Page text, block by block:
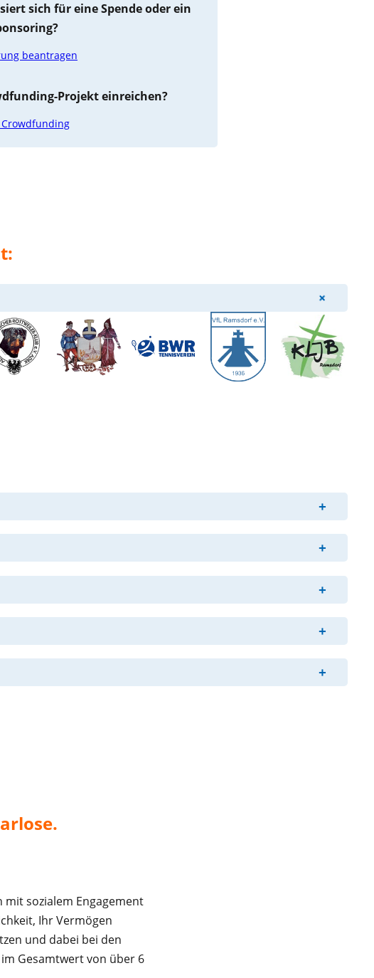
sich für eine Spende oder ein
beantragen
Projekt einreichen?
+
+
+
+
+
+
mit sozialem Engagement
Ihr Vermögen
und dabei bei den
Gesamtwert von über 6